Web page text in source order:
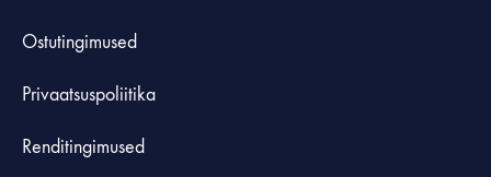
Ostutingimused
Privaatsuspoliitika
Renditingimused